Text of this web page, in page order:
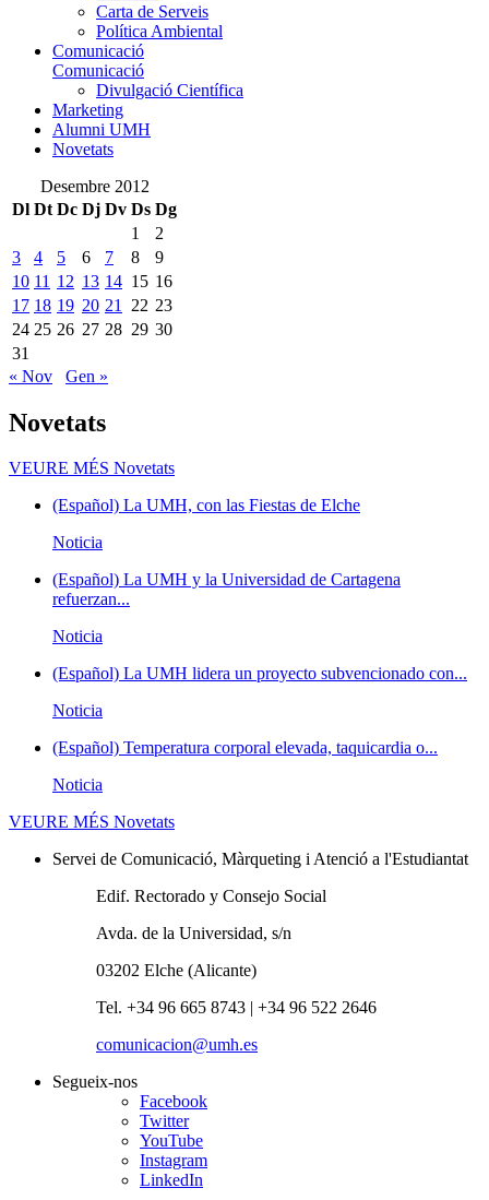
Carta de Serveis
Política Ambiental
Comunicació
Comunicació
Divulgació Científica
Marketing
Alumni UMH
Novetats
Desembre 2012
Dl Dt Dc Dj Dv Ds Dg
1
2
3
4 5 6 7 8
9
10 11 12 13 14 15 16
17 18 19 20 21 22 23
24 25 26 27 28 29 30
31
« Nov
Gen »
Novetats
VEURE MÉS Novetats
(Español) La UMH, con las Fiestas de Elche
Noticia
(Español) La UMH y la Universidad de Cartagena
refuerzan...
Noticia
(Español) La UMH lidera un proyecto subvencionado con...
Noticia
(Español) Temperatura corporal elevada, taquicardia o...
Noticia
VEURE MÉS Novetats
Servei de Comunicació, Màrqueting i Atenció a l'Estudiantat
Edif. Rectorado y Consejo Social
Avda. de la Universidad, s/n
03202 Elche (Alicante)
Tel. +34 96 665 8743 | +34 96 522 2646
comunicacion@umh.es
Segueix-nos
Facebook
Twitter
YouTube
Instagram
LinkedIn